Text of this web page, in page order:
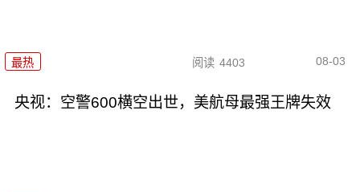
最热 阅读 4403 08-03
央视：空警600横空出世，美航母最强王牌失效